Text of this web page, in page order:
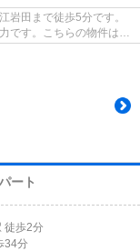
岩田まで徒歩5分です。
です。こちらの物件はア
ート
徒歩2分
34分